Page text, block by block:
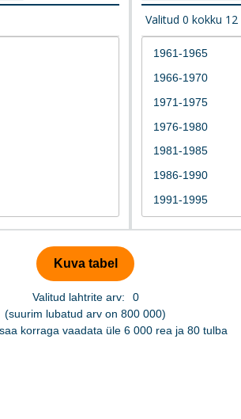
Valitud 0 kokku 12
Valitud lahtrite arv:
0
(suurim lubatud arv on 800 000)
korraga vaadata üle 6 000 rea ja 80 tulba